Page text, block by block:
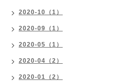
2020-10（1）
2020-09（1）
2020-05（1）
2020-04（2）
2020-01（2）